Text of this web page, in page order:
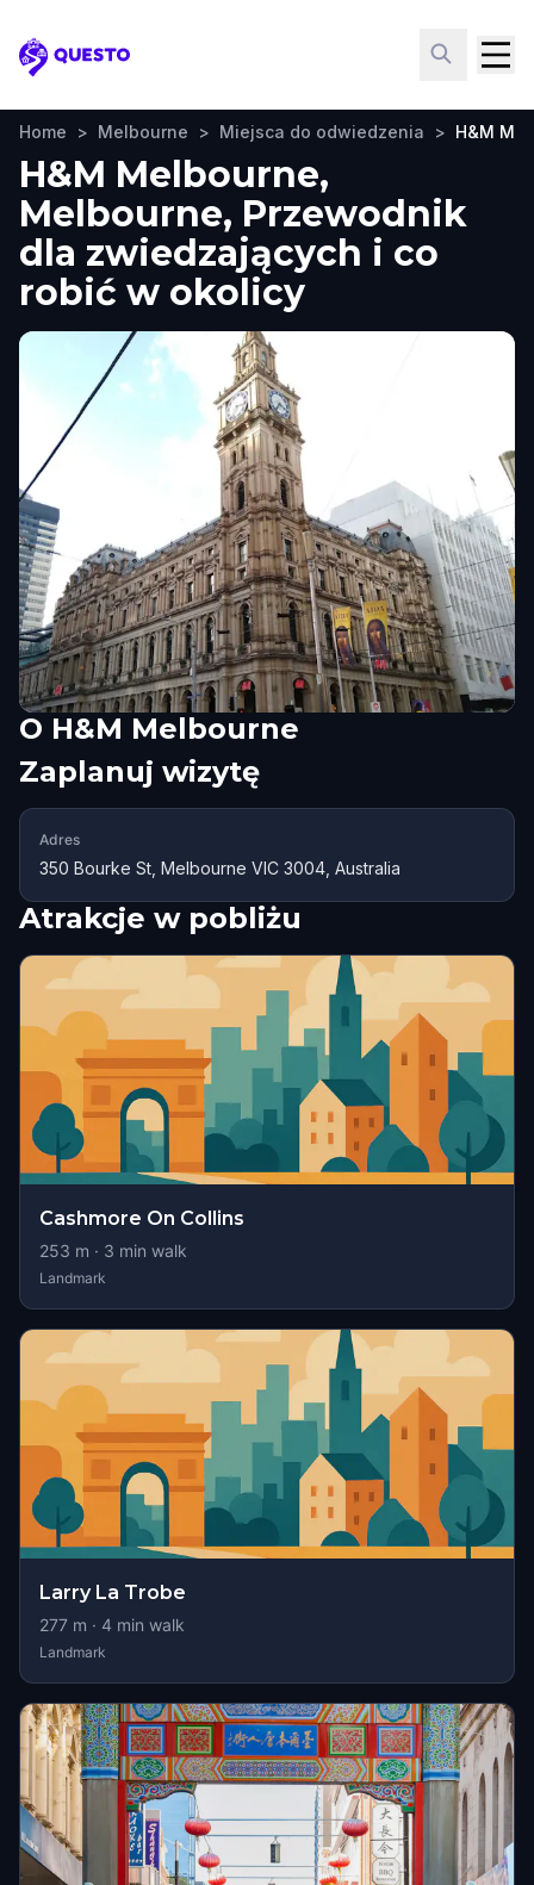
Questo
Home > Melbourne > Miejsca do odwiedzenia > H&M
H&M Melbourne,
Melbourne, Przewodnik
dla zwiedzających i co
robić w okolicy
O H&M Melbourne
Zaplanuj wizytę
Adres
350 Bourke St, Melbourne VIC 3004, Australia
Atrakcje w pobliżu
Cashmore On Collins
253 m · 3 min walk
Landmark
Larry La Trobe
277 m · 4 min walk
Landmark